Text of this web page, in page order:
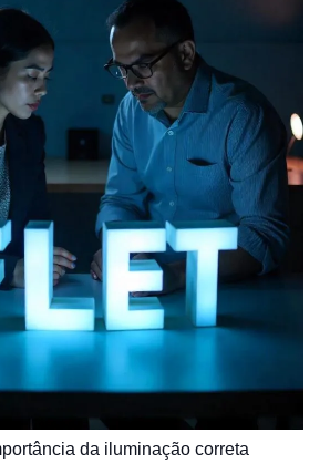
da iluminação correta